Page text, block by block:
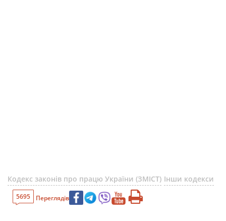
Кодекс законів про працю України (ЗМІСТ) Інши кодекси
5695 Переглядів